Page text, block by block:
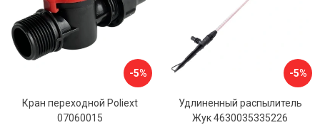
-5%
Кран переходной Poliext
07060015
-5%
Удлиненный распылитель
Жук 4630035335226